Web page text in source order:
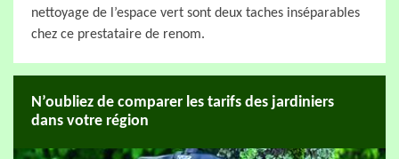
nettoyage de l’espace vert sont deux taches inséparables
chez ce prestataire de renom.
N’oubliez de comparer les tarifs des jardiniers
dans votre région